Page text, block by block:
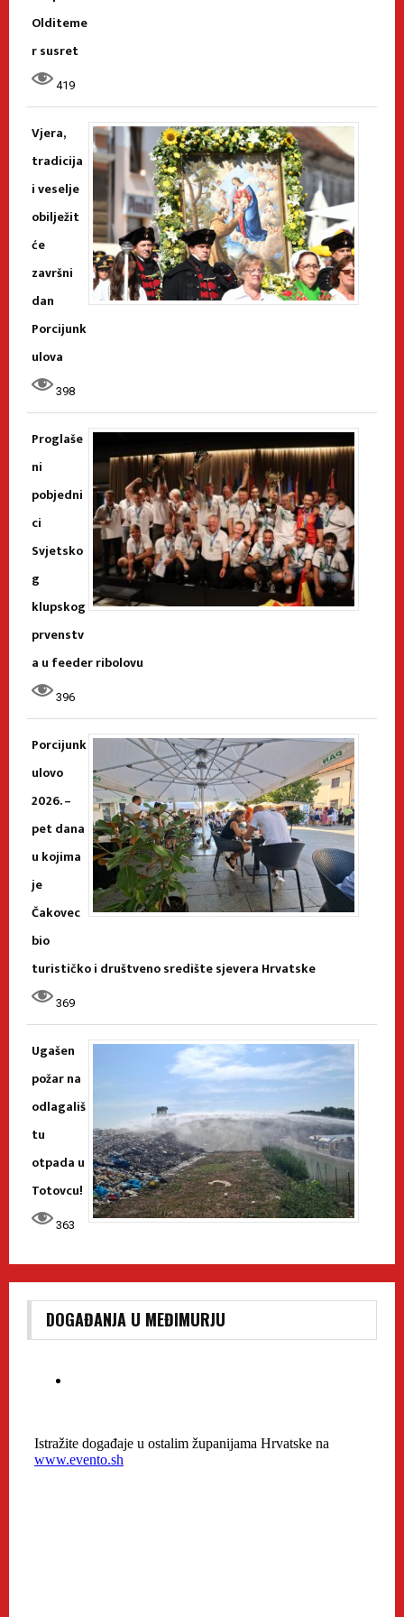
Olditeme
r susret
419
Vjera,
tradicija
i veselje
obilježit
će
završni
dan
Porcijunk
ulova
398
Proglaše
ni
pobjedni
ci
Svjetsko
g
klupskog
prvenstv
a u feeder ribolovu
396
Porcijunk
ulovo
2026. –
pet dana
u kojima
je
Čakovec
bio
turističko i društveno središte sjevera Hrvatske
369
Ugašen
požar na
odlagališ
tu
otpada u
Totovcu!
363
DOGAĐANJA U MEĐIMURJU